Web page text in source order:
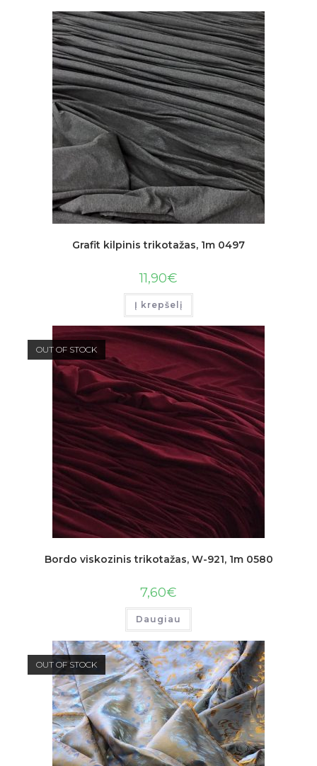
Grafit kilpinis trikotažas, 1m 0497
11,90€
Į krepšelį
OUT OF STOCK
Bordo viskozinis trikotažas, W-921, 1m 0580
7,60€
Daugiau
OUT OF STOCK